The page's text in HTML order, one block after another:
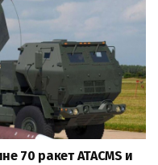
70 ракет ATACMS и